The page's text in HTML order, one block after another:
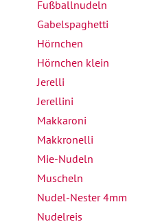
Fußballnudeln
Gabelspaghetti
Hörnchen
Hörnchen klein
Jerelli
Jerellini
Makkaroni
Makkronelli
Mie-Nudeln
Muscheln
Nudel-Nester 4mm
Nudelreis